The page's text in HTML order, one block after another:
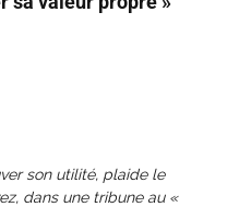
son utilité, plaide le
dans une tribune au «